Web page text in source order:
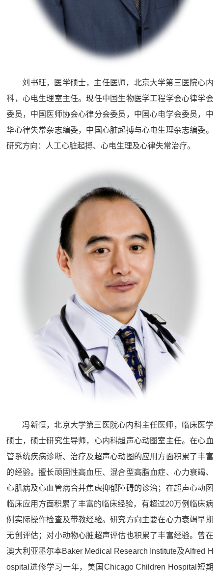
刘书旺，医学硕士，主任医师，北京大学第三医院心内
科，心电生理室主任。现任中国生物医学工程学会心律学会
委员，中国医师协会心律分会委员，中国心电学会委员，中
华心律失常杂志编委，中国心脏起搏与心电生理杂志编委。
研究方向：人工心脏起搏、心电生理及心律失常治疗。
冯新恒，北京大学第三医院心内科主任医师，临床医学
硕士，硕士研究生导师，心内科超声心动图室主任。在心血
管系统疾病诊断、治疗及超声心动图的应用方面积累了丰富
的经验。擅长顽固性高血压、混合型高脂血症、心力衰竭、
心肌病及心血管病合并焦虑抑郁障碍的诊治；在超声心动图
临床应用方面积累了丰富的临床经验，有超过20万例临床病
例实际操作检查及带教经验。研究方向主要在心力衰竭早期
无创评估；对小动物心脏超声评估也积累了丰富经验。曾在
澳大利亚墨尔本Baker Medical Research Institute及Alfred H
ospital进修学习一年，美国Chicago Children Hospital短期